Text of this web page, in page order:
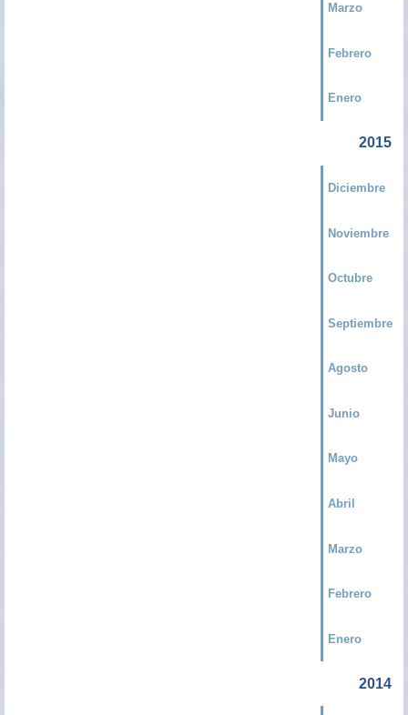
Marzo
Febrero
Enero
2015
Diciembre
Noviembre
Octubre
Septiembre
Agosto
Junio
Mayo
Abril
Marzo
Febrero
Enero
2014